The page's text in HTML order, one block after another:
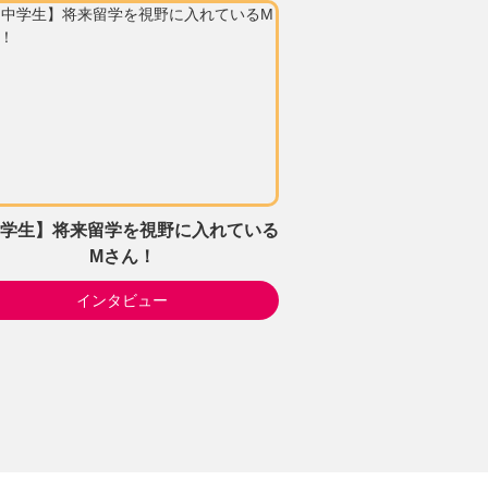
生】将来留学を視野に入れている
Mさん！
インタビュー